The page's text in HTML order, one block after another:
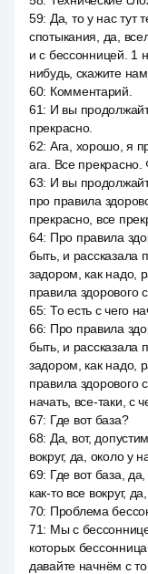
59: Да, то у нас тут
спотыкания, да,
и с бессонницей. 1
нибудь, скажите
60: Комментарий.
61: И вы
прекрасно.
62: Ага, хорошо, я
ага. Все прекрасно.
63: И вы
про правила
прекрасно, все
64: Про правила
быть, и рассказала
задором, как надо,
правила здорового
65: То есть с чего
66: Про правила
быть, и рассказала
задором, как надо,
правила здорового
начать, все-таки, с
67: Где вот база?
68: Да, вот,
вокруг, да, около у
69: Где вот база,
как-то все вокруг,
70: Проблема
71: Мы с
которых
давайте начнём с